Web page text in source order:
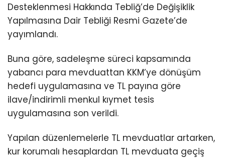
Desteklenmesi Hakkında Tebliğ’de Değişiklik
Yapılmasına Dair Tebliği Resmi Gazete’de
yayımlandı.
Buna göre, sadeleşme süreci kapsamında
yabancı para mevduattan KKM’ye dönüşüm
hedefi uygulamasına ve TL payına göre
ilave/indirimli menkul kıymet tesis
uygulamasına son verildi.
Yapılan düzenlemelerle TL mevduatlar artarken,
kur korumalı hesaplardan TL mevduata geçiş